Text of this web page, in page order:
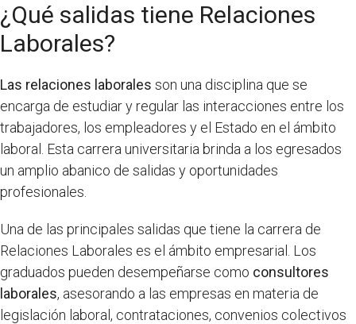
¿Qué salidas tiene Relaciones
Laborales?
Las relaciones laborales son una disciplina que se
encarga de estudiar y regular las interacciones entre los
trabajadores, los empleadores y el Estado en el ámbito
laboral. Esta carrera universitaria brinda a los egresados
un amplio abanico de salidas y oportunidades
profesionales.
Una de las principales salidas que tiene la carrera de
Relaciones Laborales es el ámbito empresarial. Los
graduados pueden desempeñarse como consultores
laborales, asesorando a las empresas en materia de
legislación laboral, contrataciones, convenios colectivos